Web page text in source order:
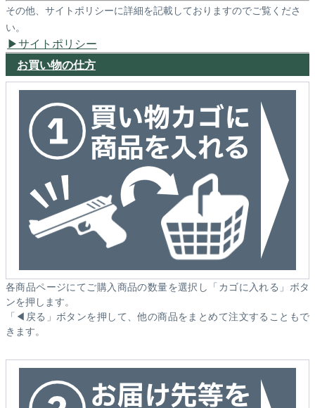
その他、サイトポリシーに詳細を記載しておりますのでご覧くださ
い。
サイトポリシー
お買い物の仕方
各商品ページにてご購入商品の数量を選択し「カゴに入れる」ボタ
ンを押します。
「◀戻る」ボタンを押して、他の商品をまとめて注文することもで
きます。